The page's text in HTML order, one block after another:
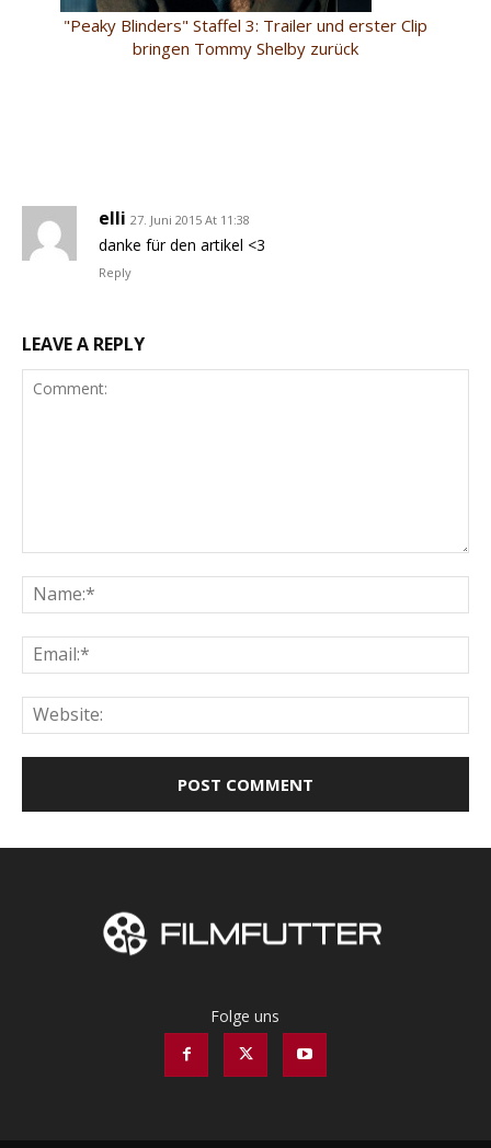
"Peaky Blinders" Staffel 3: Trailer und erster Clip
bringen Tommy Shelby zurück
elli 27. Juni 2015 At 11:38
danke für den artikel <3
Reply
LEAVE A REPLY
Folge uns